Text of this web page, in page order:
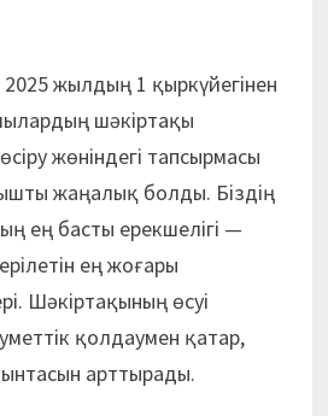
2025 жылдың 1 қыркүйегінен
шәкіртақы
жөніндегі тапсырмасы
жаңалық болды. Біздің
ең басты ерекшелігі —
ең жоғары
Шәкіртақының өсуі
қолдаумен қатар,
ынтасын арттырады.